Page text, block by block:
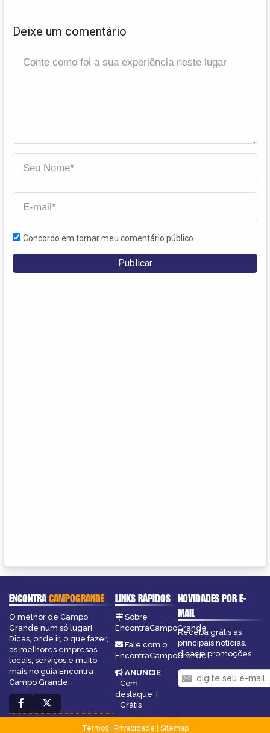
Deixe um comentário
Concordo em tornar meu comentário público
ENCONTRACAMPOGRANDE
O melhor de Campo
Grande num só lugar!
Dicas, onde ir, o que fazer,
as melhores empresas,
locais, serviços e muito
mais no guia Encontra
Campo Grande.
LINKS RÁPIDOS
Sobre
EncontraCampoGrande
Fale com o
EncontraCampoGrande
ANUNCIE:
Com
destaque |
Grátis
NOVIDADES POR E-
MAIL
Receba grátis as
principais notícias,
dicas e promoções
Termos| Privacidade
Sitemap